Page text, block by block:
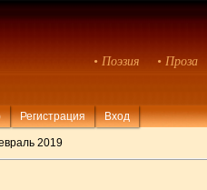
• Поэзия • Проза
Регистрация Вход
2019